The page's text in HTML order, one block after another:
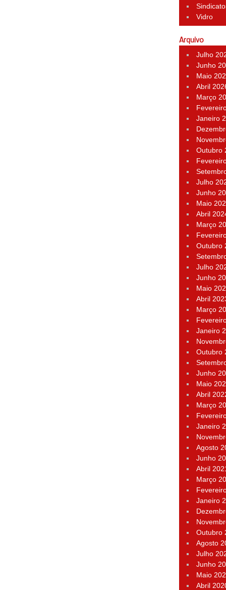
Vidro
Arquivo
Julho
Junho
Maio
Abril
Março
Janeiro
Outubro
Julho
Junho
Maio
Abril
Março
Outubro
Julho
Junho
Maio
Abril
Março
Janeiro
Outubro
Junho
Maio
Abril
Março
Janeiro
Agosto
Junho
Abril
Março
Janeiro
Outubro
Agosto
Julho
Junho
Maio
Abril